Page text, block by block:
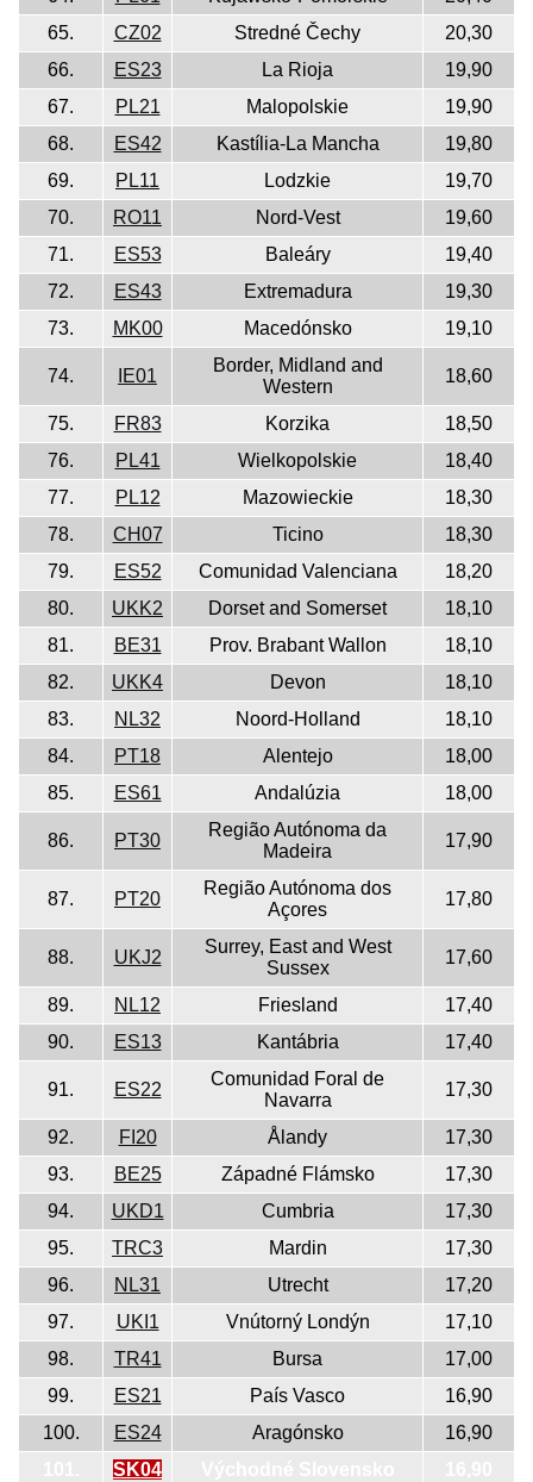
65.
CZ02 Stredné Čechy
20,30
66.
ES23 La Rioja
19,90
67.
PL21 Malopolskie
19,90
68.
ES42 Kastília-La Mancha
19,80
69.
PL11 Lodzkie
19,70
70.
RO11 Nord-Vest
19,60
71.
ES53 Baleáry
19,40
72.
ES43 Extremadura
19,30
73.
MK00 Macedónsko 19,10
74. IE01
Border, Midland and
Western
18,60
75. FR83 Korzika
18,50
76.
PL41 Wielkopolskie
18,40
77.
PL12 Mazowieckie
18,30
78.
CH07 Ticino
18,30
79.
ES52 Comunidad Valenciana
18,20
80.
UKK2 Dorset and Somerset
18,10
81.
BE31 Prov. Brabant Wallon
18,10
82.
UKK4 Devon
18,10
83.
NL32 Noord-Holland
18,10
84.
PT18 Alentejo
18,00
85.
ES61 Andalúzia 18,00
86. PT30
Região Autónoma da
Madeira
17,90
87. PT20
Região Autónoma dos
Açores
17,80
88. UKJ2
Surrey, East and West
Sussex
17,60
89. NL12 Friesland
17,40
90.
ES13 Kantábria 17,40
91. ES22
Comunidad Foral de
Navarra
17,30
92. FI20 Ålandy
17,30
93.
BE25 Západné Flámsko
17,30
94.
UKD1 Cumbria
17,30
95.
TRC3 Mardin
17,30
96.
NL31 Utrecht
17,20
97.
UKI1 Vnútorný Londýn
17,10
98.
TR41 Bursa
17,00
99.
ES21 País Vasco
16,90
100.
ES24 Aragónsko
16,90
SK04